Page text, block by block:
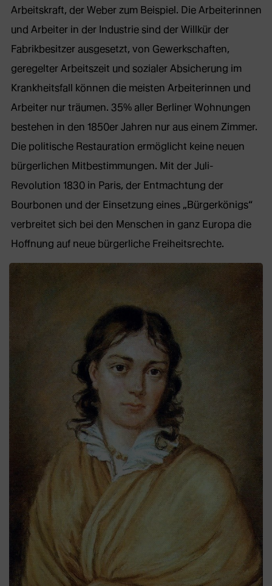
Arbeitskraft, der Weber zum Beispiel. Die Arbeiterinnen
und Arbeiter in der Industrie sind der Willkür der
Fabrikbesitzer ausgesetzt, von Gewerkschaften,
geregelter Arbeitszeit und sozialer Absicherung im
Krankheitsfall können die meisten Arbeiterinnen und
Arbeiter nur träumen. 35% aller Berliner Wohnungen
bestehen in den 1850er Jahren nur aus einem Zimmer.
Die politische Restauration ermöglicht keine neuen
bürgerlichen Mitbestimmungen. Mit der Juli-
Revolution 1830 in Paris, der Entmachtung der
Bourbonen und der Einsetzung eines „Bürgerkönigs“
verbreitet sich bei den Menschen in ganz Europa die
Hoffnung auf neue bürgerliche Freiheitsrechte.